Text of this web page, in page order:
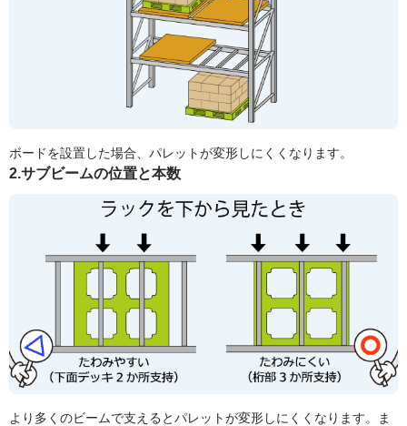
ボードを設置した場合、パレットが変形しにくくなります。
2.サブビームの位置と本数
より多くのビームで支えるとパレットが変形しにくくなります。ま